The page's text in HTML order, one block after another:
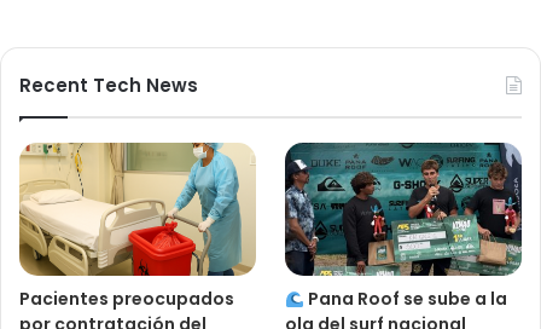
Recent Tech News
Pacientes preocupados
Pana Roof se sube a la